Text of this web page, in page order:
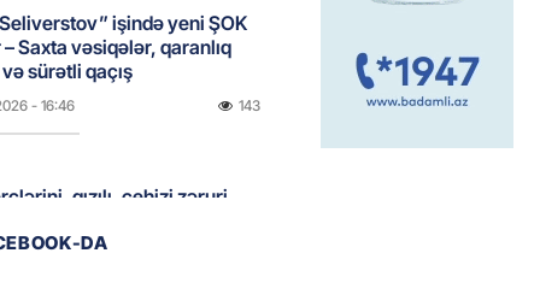
işində yeni ŞOK
Saxta vəsiqələr, qaranlıq
sürətli qaçış
- 16:46 143
qızılı, cehizi zəruri
DA